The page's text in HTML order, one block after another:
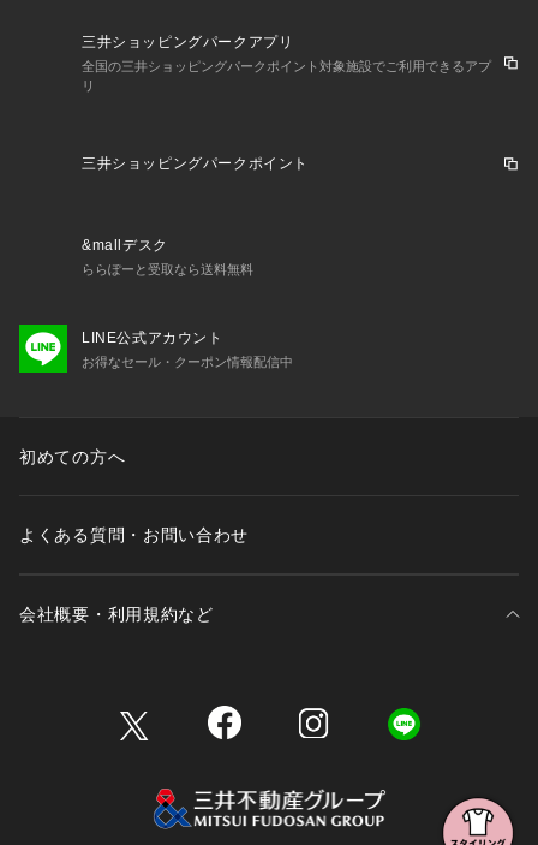
三井ショッピングパークアプリ
全国の三井ショッピングパークポイント対象施設でご利用できるアプ
リ
三井ショッピングパークポイント
&mallデスク
ららぽーと受取なら送料無料
LINE公式アカウント
お得なセール・クーポン情報配信中
初めての方へ
よくある質問・お問い合わせ
会社概要・利用規約など